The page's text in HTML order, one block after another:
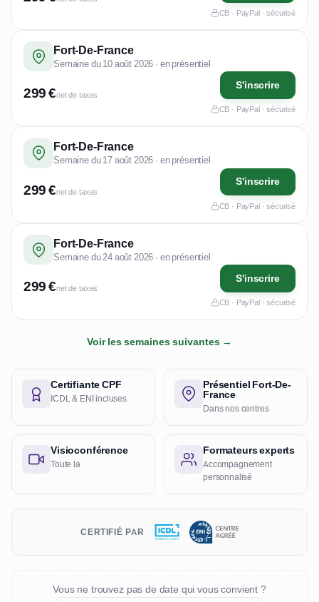
CB · PayPal · sécurisé
Fort-De-France
Semaine du 10 août 2026 · en présentiel
299 €net de taxes
S'inscrire
CB · PayPal · sécurisé
Fort-De-France
Semaine du 17 août 2026 · en présentiel
299 €net de taxes
S'inscrire
CB · PayPal · sécurisé
Fort-De-France
Semaine du 24 août 2026 · en présentiel
299 €net de taxes
S'inscrire
CB · PayPal · sécurisé
Voir les semaines suivantes →
Certifiante CPF
ICDL & ENI incluses
Présentiel Fort-De-
France
Dans nos centres
Visioconférence
Toute la
Formateurs experts
Accompagnement
personnalisé
CERTIFIÉ PAR
Vous ne trouvez pas de date qui vous convient ?